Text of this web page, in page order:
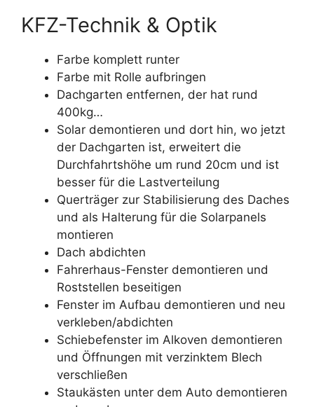
KFZ-Technik & Optik
Farbe komplett runter
Farbe mit Rolle aufbringen
Dachgarten entfernen, der hat rund
400kg…
Solar demontieren und dort hin, wo jetzt
der Dachgarten ist, erweitert die
Durchfahrtshöhe um rund 20cm und ist
besser für die Lastverteilung
Querträger zur Stabilisierung des Daches
und als Halterung für die Solarpanels
montieren
Dach abdichten
Fahrerhaus-Fenster demontieren und
Roststellen beseitigen
Fenster im Aufbau demontieren und neu
verkleben/abdichten
Schiebefenster im Alkoven demontieren
und Öffnungen mit verzinktem Blech
verschließen
Staukästen unter dem Auto demontieren